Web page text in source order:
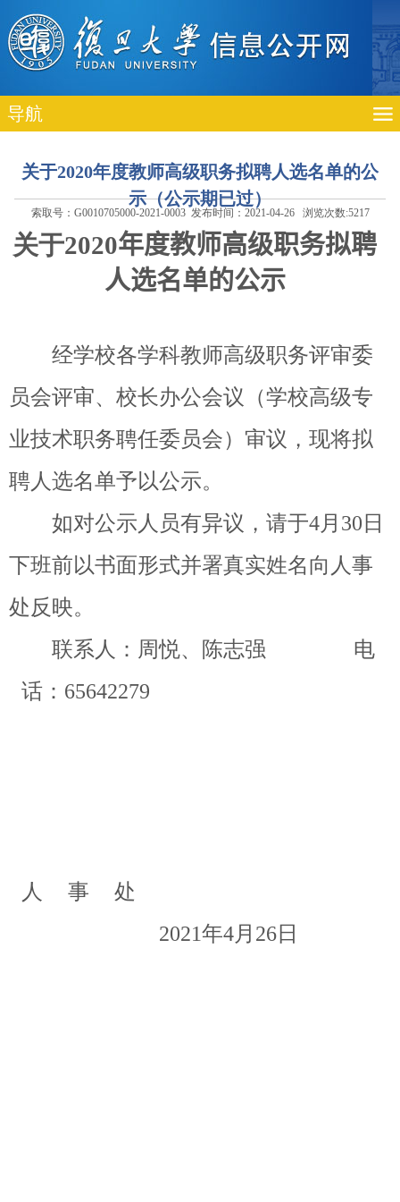
导航
关于2020年度教师高级职务拟聘人选名单的公
示（公示期已过）
索取号：G0010705000-2021-0003 发布时间：2021-04-26 浏览次数:5217
关于2020年度教师高级职务拟聘
人选名单的公示
经学校各学科教师高级职务评审委
员会评审、校长办公会议（学校高级专
业技术职务聘任委员会）审议，现将拟
聘人选名单予以公示。
如对公示人员有异议，请于4月 30 日
下班前以书面形式并署真实姓名向人事
处反映。
联系人：周悦、陈志强 电
话： 65642279
人 事 处
2021年4月 26日